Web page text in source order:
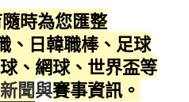
時為您匯整
日韓職棒、足球
、網球、 世界盃等
聞與賽事資訊。